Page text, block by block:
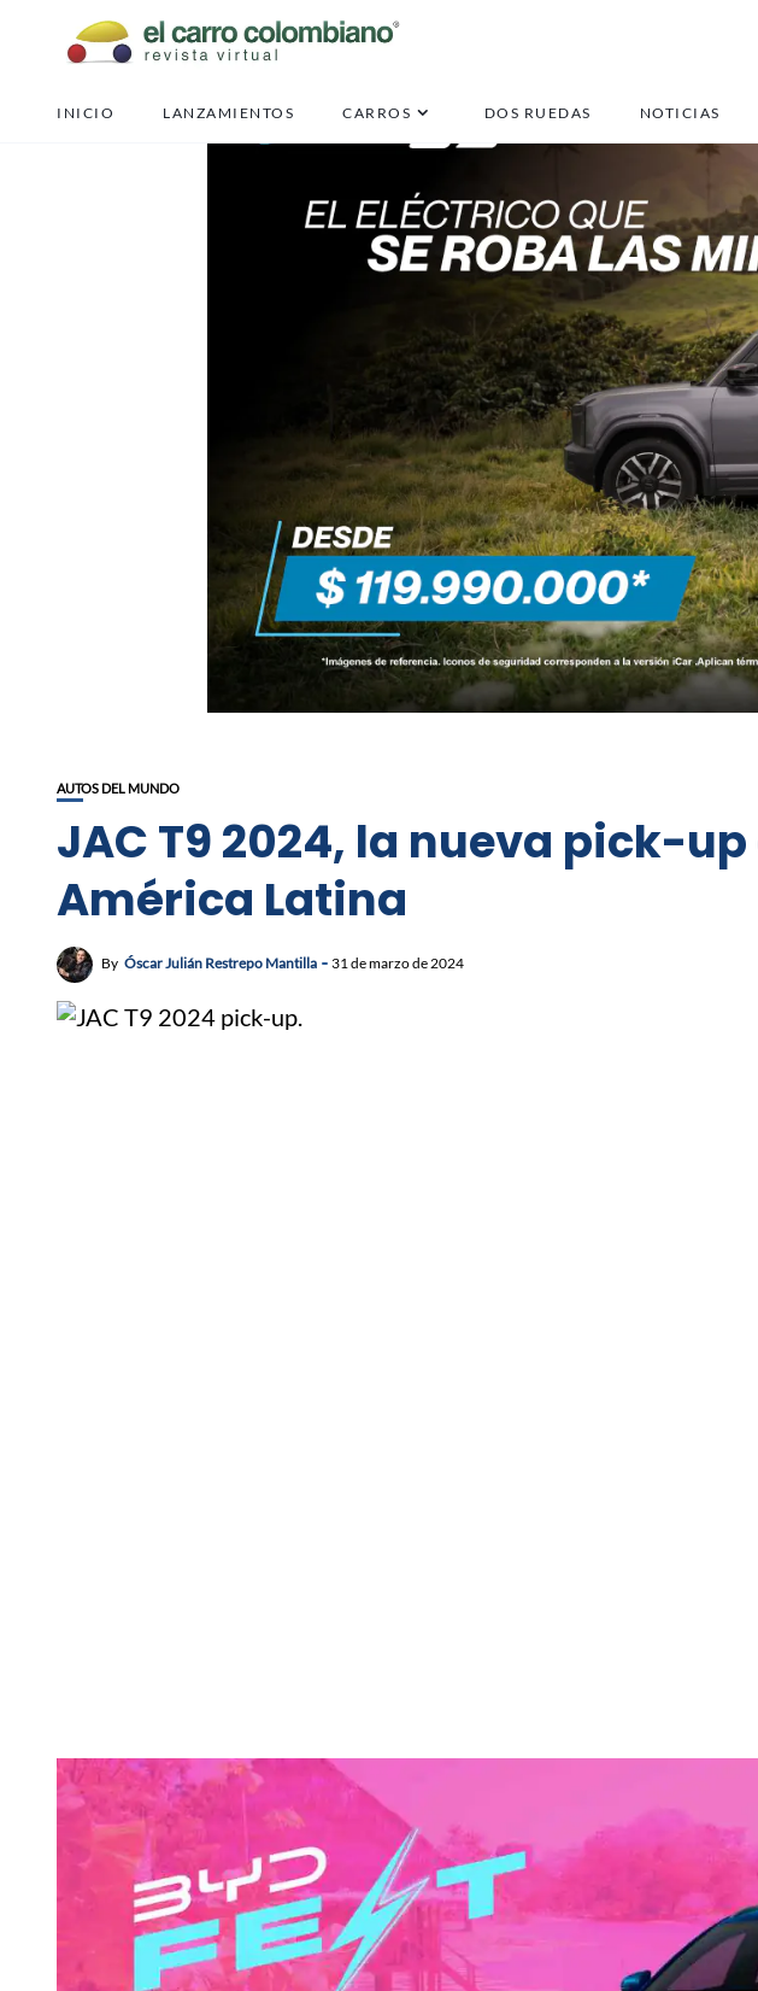
INICIO LANZAMIENTOS CARROS DOS RUEDAS NOTICIAS
AUTOS DEL MUNDO
JAC T9 2024, la nueva pick-
América Latina
By Óscar Julián Restrepo Mantilla 31 de marzo de 2024